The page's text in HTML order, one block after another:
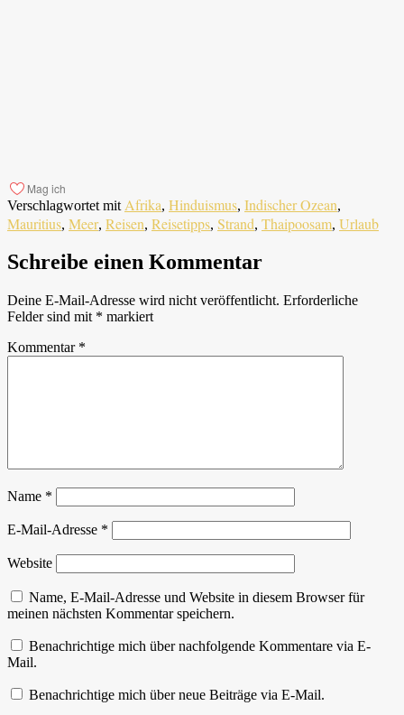
Mag ich
Verschlagwortet mit Afrika, Hinduismus, Indischer Ozean,
Mauritius, Meer, Reisen, Reisetipps, Strand, Thaipoosam, Urlaub
Schreibe einen Kommentar
Deine E-Mail-Adresse wird nicht veröffentlicht. Erforderliche
Felder sind mit * markiert
Kommentar *
Name *
E-Mail-Adresse *
Website
Name, E-Mail-Adresse und Website in diesem Browser für
meinen nächsten Kommentar speichern.
Benachrichtige mich über nachfolgende Kommentare via E-
Mail.
Benachrichtige mich über neue Beiträge via E-Mail.